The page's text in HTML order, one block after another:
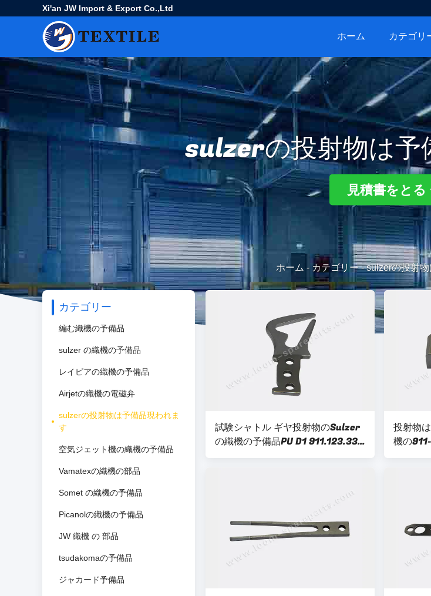
Xi'an JW Import & Export Co.,Ltd
ホーム カテゴリ
sulzerの投射物は予
見積書をとる
ホーム - カテゴリー-sulzerの投射
カテゴリー
編む織機の予備品
sulzer の織機の予備品
レイピアの織機の予備品
Airjetの織機の電磁弁
sulzerの投射物は予備品現われま
す
空気ジェット機の織機の予備品
Vamatexの織機の部品
Somet の織機の予備品
Picanolの織機の予備品
JW 織機 の 部品
tsudakomaの予備品
ジャカード予備品
試験シャトル ギヤ投射物のSulzer
の織機の予備品PU D1 911.123.337
911-123-337
投射物
機の
れます